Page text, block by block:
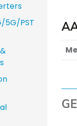
5G/PST